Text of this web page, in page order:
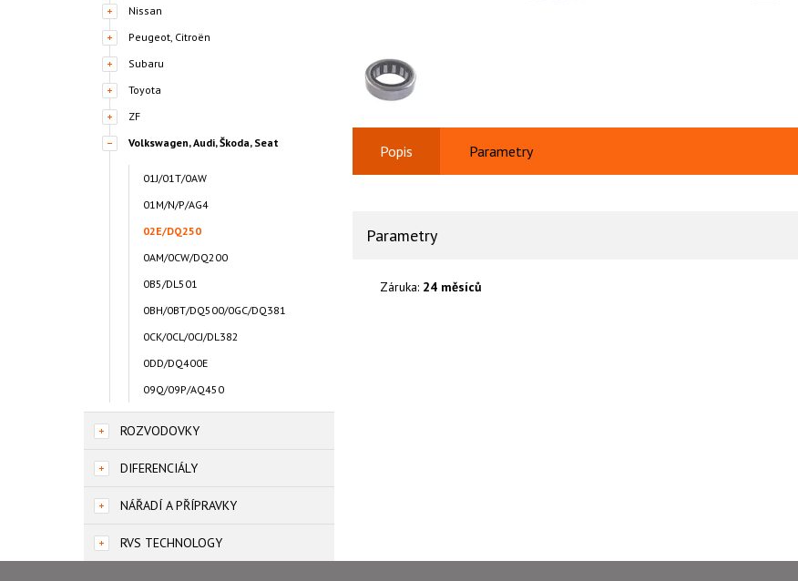
Nissan
Peugeot, Citroën
Subaru
Toyota
ZF
Volkswagen, Audi, Škoda, Seat
01J/01T/0AW
01M/N/P/AG4
02E/DQ250
0AM/0CW/DQ200
0B5/DL501
0BH/0BT/DQ500/0GC/DQ381
0CK/0CL/0CJ/DL382
0DD/DQ400E
09Q/09P/AQ450
ROZVODOVKY
DIFERENCIÁLY
NÁŘADÍ A PŘÍPRAVKY
RVS TECHNOLOGY
Popis Parametry
Parametry
Záruka: 24 měsíců